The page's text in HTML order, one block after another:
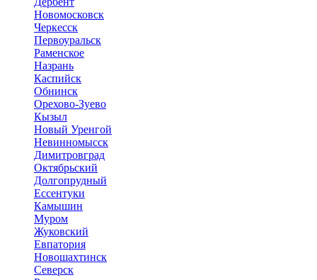
Новомосковск
Черкесск
Первоуральск
Раменское
Назрань
Каспийск
Обнинск
Орехово-Зуево
Кызыл
Новый Уренгой
Невинномысск
Димитровград
Октябрьский
Долгопрудный
Ессентуки
Камышин
Муром
Жуковский
Евпатория
Новошахтинск
Северск